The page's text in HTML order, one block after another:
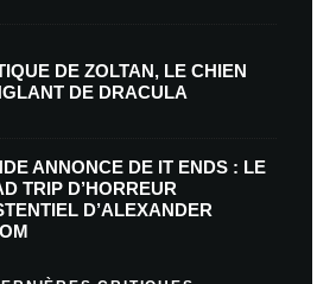
DE ZOLTAN, LE CHIEN
DE DRACULA
ANNONCE DE IT ENDS : LE
TRIP D’HORREUR
D’ALEXANDER